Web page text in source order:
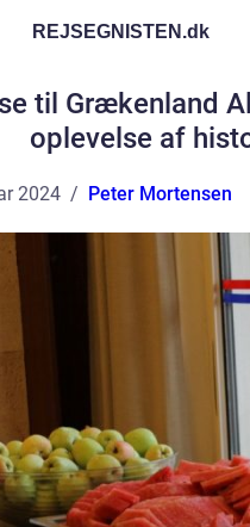
REJSEGNISTEN.dk
til Grækenland
oplevelse af
2024 Peter Mortensen